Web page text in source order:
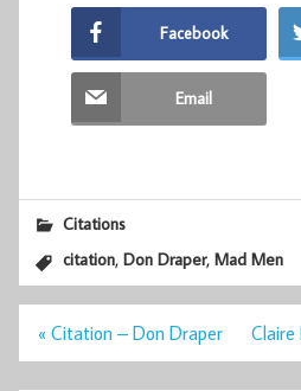
Facebook
Email
Citations
citation,Don Draper,Mad Men
Navigation
l’article
« Citation – Don Draper Claire